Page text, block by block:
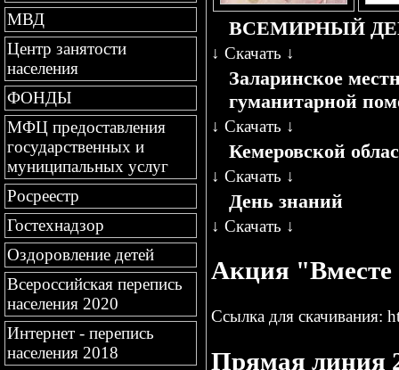
МВД
Центр занятости
населения
ФОНДЫ
МФЦ предоставления
государственных и
муниципальных услуг
Росреестр
Гостехнадзор
Оздоровление детей
Всероссийская перепись
населения 2020
Интернет - перепись
населения 2018
ВСЕМИРНЫЙ
↓ Скачать ↓
Заларинское
гуманитарной
↓ Скачать ↓
Кемеровской
↓ Скачать ↓
День знаний
↓ Скачать ↓
Акция "Вместе
Ссылка для скачивания:
Прямая линия